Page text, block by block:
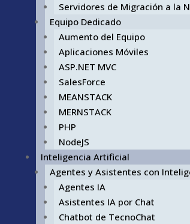
Servidores de Migración a la
Equipo Dedicado
Aumento del Equipo
Aplicaciones Móviles
ASP.NET MVC
SalesForce
MEANSTACK
MERNSTACK
PHP
NodeJS
Inteligencia Artificial
Agentes y Asistentes con
Agentes IA
Asistentes IA por Chat
Chatbot de TecnoChat